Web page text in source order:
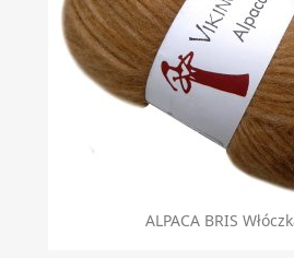
ALPACA BRIS